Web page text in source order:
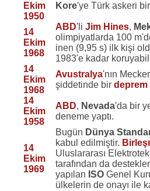
Ekim
1950
Kore'ye Türk askeri
14
Ekim
1968
ABD'liJim Hines,
olimpiyatlarda 100
inen (9,95 s) ilk kişi
1983'e kadar
14
Ekim
1968
Avustralya'nın
şiddetinde birdeprem
14
Ekim
1958
ABD, Nevada'da bir
deneme yaptı.
14
Ekim
1969
Bugün Dünya
kabul edilmiştir.
Uluslararası
tarafından da
yapılan ISO Genel
ülkelerin de onayı ile